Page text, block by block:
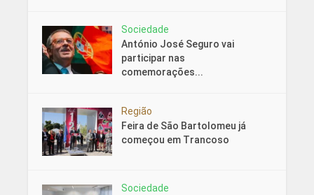
Sociedade
António José Seguro vai
participar nas
comemorações...
Região
Feira de São Bartolomeu já
começou em Trancoso
Sociedade